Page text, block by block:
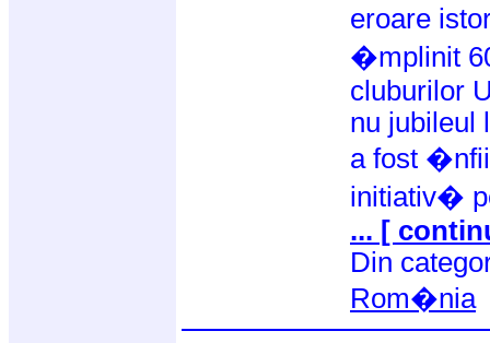
eroare
�mplinit
cluburilor
nu jubileul
a fost
initiativ�
... [
Din
Rom�nia